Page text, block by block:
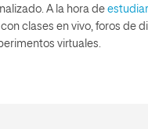
A la hora de estudiar
clases en vivo, foros de
virtuales.